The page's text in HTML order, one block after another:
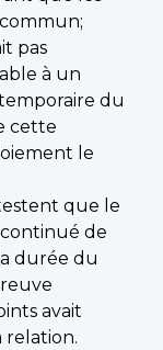
pas
à un
du
cette
le
que le
de
durée du
avait
relation.